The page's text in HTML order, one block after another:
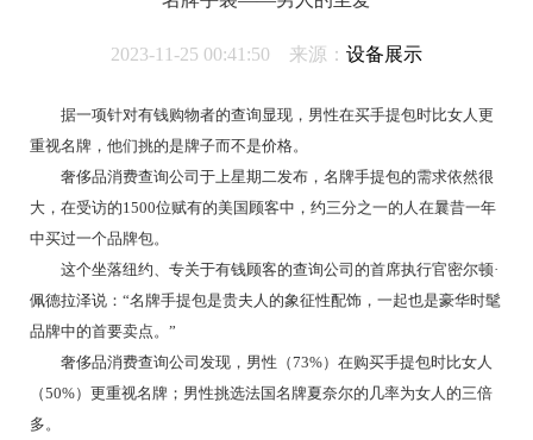
2023-11-25 00:41:50 来源： 设备展示
据一项针对有钱购物者的查询显现，男性在买手提包时比女人更
重视名牌，他们挑的是牌子而不是价格。
奢侈品消费查询公司于上星期二发布，名牌手提包的需求依然很
大，在受访的1500位赋有的美国顾客中，约三分之一的人在曩昔一年
中买过一个品牌包。
这个坐落纽约、专关于有钱顾客的查询公司的首席执行官密尔顿·
佩德拉泽说：“名牌手提包是贵夫人的象征性配饰，一起也是豪华时髦
品牌中的首要卖点。”
奢侈品消费查询公司发现，男性（73%）在购买手提包时比女人
（50%）更重视名牌；男性挑选法国名牌夏奈尔的几率为女人的三倍
多。